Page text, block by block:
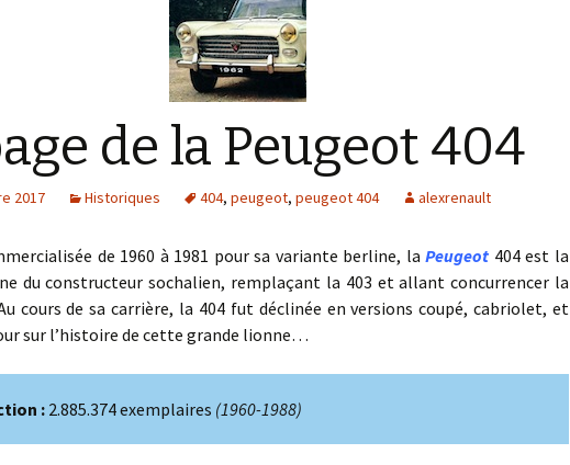
de la Peugeot 404
2017 Historiques 404, peugeot, peugeot 404 alexrenault
de 1960 à 1981 pour sa variante berline, laPeugeot 404 est la
du constructeur sochalien, remplaçant la 403 et allant concurrencer la
cours de sa carrière, la 404 fut déclinée en versions coupé, cabriolet, et
sur l’histoire de cette grande lionne…
: 2.885.374 exemplaires (1960-1988)